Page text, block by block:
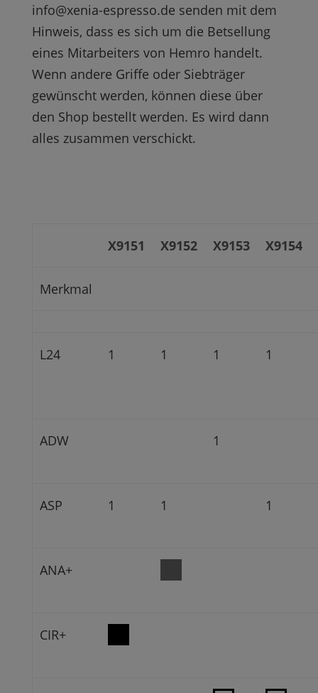
info@xenia-espresso.de senden mit dem
Hinweis, dass es sich um die Betsellung
eines Mitarbeiters von Hemro handelt.
Wenn andere Griffe oder Siebträger
gewünscht werden, können diese über
den Shop bestellt werden. Es wird dann
alles zusammen verschickt.
X9151 X9152 X9153 X9154
Merkmal
L24 1 1 1 1
ADW 1
ASP 1 1 1
ANA+
CIR+